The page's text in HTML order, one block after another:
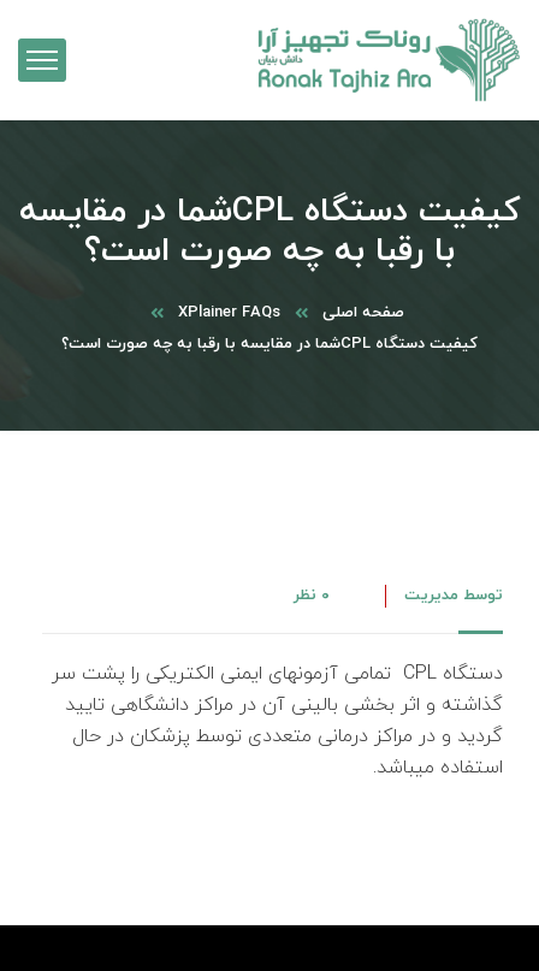
کیفیت دستگاه CPLشما در مقایسه
با رقبا به چه صورت است؟
صفحه اصلی
XPlainer FAQs
کیفیت دستگاه CPLشما در مقایسه با رقبا به چه صورت است؟
توسطمدیریت
دستگاه CPL تمامی آزمونهای ایمنی الکتریکی را پشت سر
گذاشته و اثر بخشی بالینی آن در مراکز دانشگاهی تایید
گردید و در مراکز درمانی متعددی توسط پزشکان در حال
استفاده میباشد.